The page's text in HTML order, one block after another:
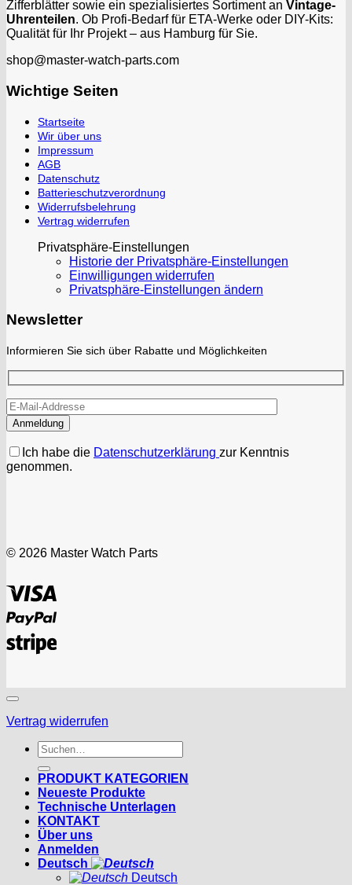
Zifferblätter sowie ein spezialisiertes Sortiment an Vintage-
Uhrenteilen. Ob Profi-Bedarf für ETA-Werke oder DIY-Kits:
Qualität für Ihr Projekt – aus Hamburg für Sie.
shop@master-watch-parts.com
Wichtige Seiten
Startseite
Wir über uns
Impressum
AGB
Datenschutz
Batterieschutzverordnung
Widerrufsbelehrung
Vertrag widerrufen
Privatsphäre-Einstellungen
Historie der Privatsphäre-Einstellungen
Einwilligungen widerrufen
Privatsphäre-Einstellungen ändern
Newsletter
Informieren Sie sich über Rabatte und Möglichkeiten
Ich habe die Datenschutzerklärung zur Kenntnis
genommen.
© 2026 Master Watch Parts
PayPal
Stripe
Vertrag widerrufen
Suchen
nach:
PRODUKT KATEGORIEN
Neueste Produkte
Technische Unterlagen
KONTAKT
Über uns
Anmelden
Deutsch
Deutsch